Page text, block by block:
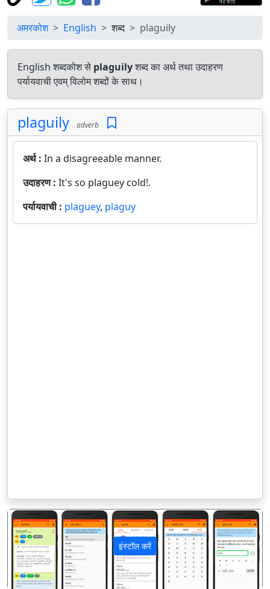
अमरकोश English शब्द plaguily
English शब्दकोश से plaguilyशब्द का अर्थ तथा उदाहरण
पर्यायवाची एवम् विलोम शब्दों के साथ।
plaguily adverb
अर्थ : In a disagreeable manner.
उदाहरण : It's so plaguey cold!.
पर्यायवाची : plaguey, plaguy
इंस्टॉल करें
पिछला अगला